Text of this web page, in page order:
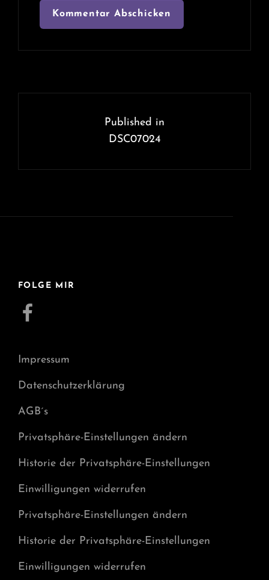
Published in
DSC07024
FOLGE MIR
Facebook
Impressum
Datenschutzerklärung
AGB´s
Privatsphäre-Einstellungen ändern
Historie der Privatsphäre-Einstellungen
Einwilligungen widerrufen
Privatsphäre-Einstellungen ändern
Historie der Privatsphäre-Einstellungen
Einwilligungen widerrufen